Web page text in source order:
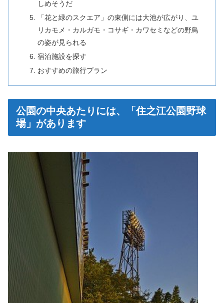
しめそうだ
「花と緑のスクエア」の東側には大池が広がり、ユ
リカモメ・カルガモ・コサギ・カワセミなどの野鳥
の姿が見られる
宿泊施設を探す
おすすめの旅行プラン
公園の中央あたりには、「住之江公園野球
場」があります